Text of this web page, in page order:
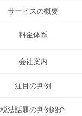
サービスの概要
料金体系
会社案内
注目の判例
税法話題の判例紹介